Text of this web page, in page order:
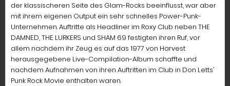
der klassischeren Seite des Glam-Rocks beeinflusst, war aber
mit ihrem eigenen Output ein sehr schnelles Power-Punk-
Unternehmen. Auftritte als Headliner im Roxy Club neben THE
DAMNED, THE LURKERS und SHAM 69 festigten ihren Ruf, vor
allem nachdem ihr Zeug es auf das 1977 von Harvest
herausgegebene Live-Compilation-Album schaffte und
nachdem Aufnahmen von ihren Auftritten im Club in Don Letts'
Punk Rock Movie enthalten waren.